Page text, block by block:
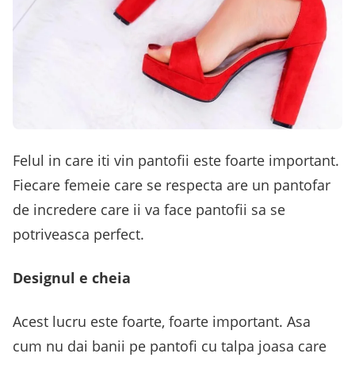
Felul in care iti vin pantofii este foarte important.
Fiecare femeie care se respecta are un pantofar
de incredere care ii va face pantofii sa se
potriveasca perfect.
Designul e cheia
Acest lucru este foarte, foarte important. Asa
cum nu dai banii pe pantofi cu talpa joasa care